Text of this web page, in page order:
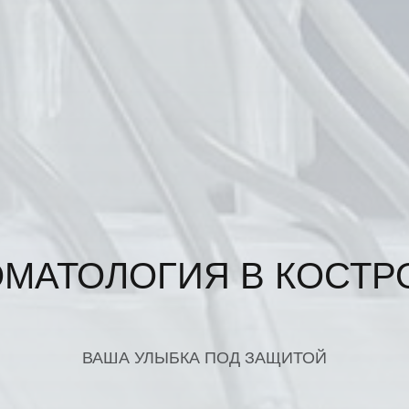
В
ВАША УЛЫБКА ПОД ЗАЩИТОЙ